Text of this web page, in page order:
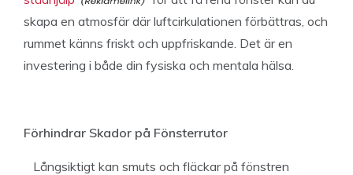
skapa en atmosfär där luftcirkulationen förbättras, och
rummet känns friskt och uppfriskande. Det är en
investering i både din fysiska och mentala hälsa.
Förhindrar Skador på Fönsterrutor
Långsiktigt kan smuts och fläckar på fönstren